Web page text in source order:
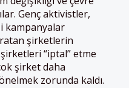
Genç aktivistler,
kampanyalar
şirketlerin
“iptal” etme
şirket daha
zorunda kaldı.